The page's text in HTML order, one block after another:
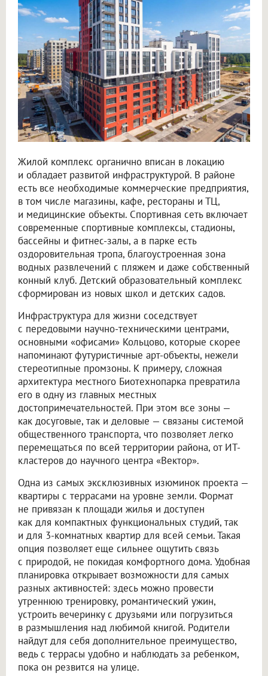
Жилой комплекс органично вписан в локацию
и обладает развитой инфраструктурой. В районе
есть все необходимые коммерческие предприятия,
в том числе магазины, кафе, рестораны и ТЦ,
и медицинские объекты. Спортивная сеть включает
современные спортивные комплексы, стадионы,
бассейны и фитнес-залы, а в парке есть
оздоровительная тропа, благоустроенная зона
водных развлечений с пляжем и даже собственный
конный клуб. Детский образовательный комплекс
сформирован из новых школ и детских садов.
Инфраструктура для жизни соседствует
с передовыми научно-техническими центрами,
основными «офисами» Кольцово, которые скорее
напоминают футуристичные арт-объекты, нежели
стереотипные промзоны. К примеру, сложная
архитектура местного Биотехнопарка превратила
его в одну из главных местных
достопримечательностей. При этом все зоны —
как досуговые, так и деловые — связаны системой
общественного транспорта, что позволяет легко
перемещаться по всей территории района, от ИТ-
кластеров до научного центра «Вектор».
Одна из самых эксклюзивных изюминок проекта —
квартиры с террасами на уровне земли. Формат
не привязан к площади жилья и доступен
как для компактных функциональных студий, так
и для 3-комнатных квартир для всей семьи. Такая
опция позволяет еще сильнее ощутить связь
с природой, не покидая комфортного дома. Удобная
планировка открывает возможности для самых
разных активностей: здесь можно провести
утреннюю тренировку, романтический ужин,
устроить вечеринку с друзьями или погрузиться
в размышления над любимой книгой. Родители
найдут для себя дополнительное преимущество,
ведь с террасы удобно и наблюдать за ребенком,
пока он резвится на улице.